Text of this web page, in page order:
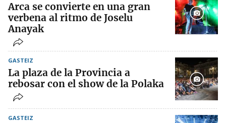
Arca se convierte en una gran
verbena al ritmo de Joselu
Anayak
GASTEIZ
La plaza de la Provincia a
rebosar con el show de la Polaka
GASTEIZ